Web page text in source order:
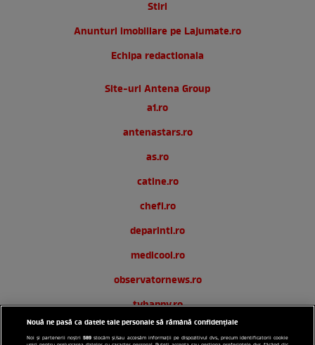
Stiri
Anunturi imobiliare pe Lajumate.ro
Echipa redactionala
Site-uri Antena Group
a1.ro
antenastars.ro
as.ro
catine.ro
chefi.ro
deparinti.ro
medicool.ro
observatornews.ro
tvhappy.ro
useit.ro
Nouă ne pasă ca datele tale personale să rămână confidențiale
Noi și partenerii noștri589 stocăm și/sau accesăm informații pe dispozitivul dvs., precum identificatorii cookie